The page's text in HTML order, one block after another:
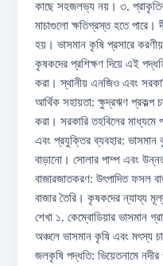
কাছে সহজলভ্য নয়। ৩. প্রাকৃতিক
মাচাগুলো ক্ষতিগ্রস্ত হতে পারে।
হয়। ভাসমান কৃষি প্রসারে
কৃষকদের প্রশিক্ষণ দিয়ে এই
করা। স্থানীয় এনজিও এবং
আর্থিক সহায়তা: ক্ষুদ্রঋণ প্রকল্প
করা। সরকারি তহবিলের
এবং প্রযুক্তির ব্যবহার:
বাড়ানো। সোলার পাম্প এবং
বাজারজাতকরণ: উৎপাদিত ফসল
বাজার তৈরি। কৃষকদের ন্যায্য
শেখা ১. কেম্বোডিয়ার ভাসমান
অঞ্চলে ভাসমান কৃষি এবং মৎস্য
জলকৃষি পদ্ধতি: ভিয়েতনামে